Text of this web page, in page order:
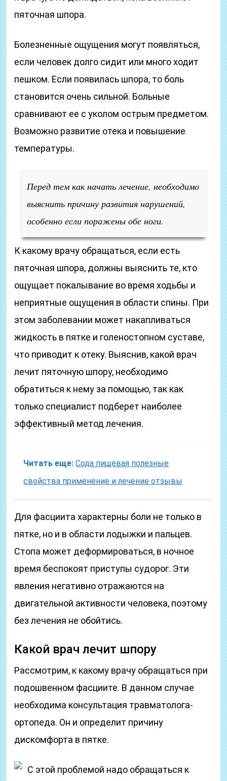
пяточная шпора.
Болезненные ощущения могут появляться,
если человек долго сидит или много ходит
пешком. Если появилась шпора, то боль
становится очень сильной. Больные
сравнивают ее с уколом острым предметом.
Возможно развитие отека и повышение
температуры.
Перед тем как начать лечение, необходимо
выяснить причину развития нарушений,
особенно если поражены обе ноги.
К какому врачу обращаться, если есть
пяточная шпора, должны выяснить те, кто
ощущает покалывание во время ходьбы и
неприятные ощущения в области спины. При
этом заболевании может накапливаться
жидкость в пятке и голеностопном суставе,
что приводит к отеку. Выяснив, какой врач
лечит пяточную шпору, необходимо
обратиться к нему за помощью, так как
только специалист подберет наиболее
эффективный метод лечения.
Читать еще: Сода пищевая полезные
свойства применение и лечение отзывы
Для фасциита характерны боли не только в
пятке, но и в области лодыжки и пальцев.
Стопа может деформироваться, в ночное
время беспокоят приступы судорог. Эти
явления негативно отражаются на
двигательной активности человека, поэтому
без лечения не обойтись.
Какой врач лечит шпору
Рассмотрим, к какому врачу обращаться при
подошвенном фасциите. В данном случае
необходима консультация травматолога-
ортопеда. Он и определит причину
дискомфорта в пятке.
С этой проблемой надо обращаться к